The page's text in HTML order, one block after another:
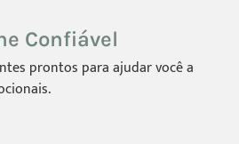
Confiável
prontos para ajudar você a